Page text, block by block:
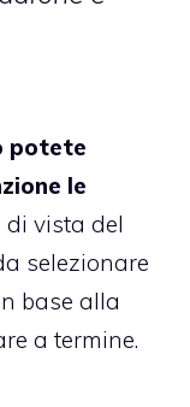
potete
le
vista del
selezionare
base alla
a termine.